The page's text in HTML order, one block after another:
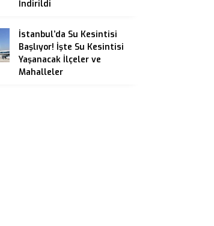
İndirildi
İstanbul’da Su Kesintisi
Başlıyor! İşte Su Kesintisi
Yaşanacak İlçeler ve
Mahalleler